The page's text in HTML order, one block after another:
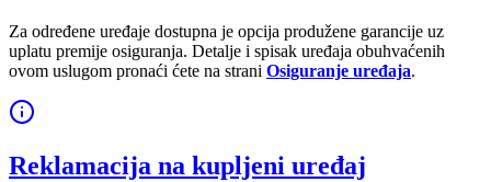
Za određene uređaje dostupna je opcija produžene garancije uz
uplatu premije osiguranja. Detalje i spisak uređaja obuhvaćenih
ovom uslugom pronaći ćete na strani Osiguranje uređaja.
Reklamacija na kupljeni uređaj